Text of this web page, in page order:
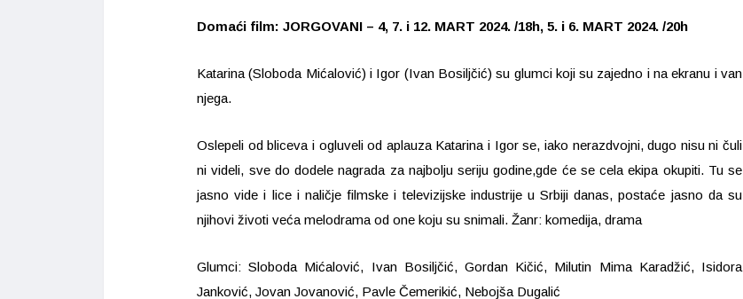
Domaći film: JORGOVANI – 4, 7. i 12. MART 2024. /18h, 5. i 6. MART 2024. /20h
Katarina (Sloboda Mićalović) i Igor (Ivan Bosiljčić) su glumci koji su zajedno i na ekranu i van
njega.
Oslepeli od bliceva i ogluveli od aplauza Katarina i Igor se, iako nerazdvojni, dugo nisu ni čuli
ni videli, sve do dodele nagrada za najbolju seriju godine,gde će se cela ekipa okupiti. Tu se
jasno vide i lice i naličje filmske i televizijske industrije u Srbiji danas, postaće jasno da su
njihovi životi veća melodrama od one koju su snimali. Žanr: komedija, drama
Glumci: Sloboda Mićalović, Ivan Bosiljčić, Gordan Kičić, Milutin Mima Karadžić, Isidora
Janković, Jovan Jovanović, Pavle Čemerikić, Nebojša Dugalić